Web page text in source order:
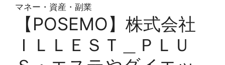
マネー・資産・副業
【POSEMO】株式会社
ＩＬＬＥＳＴ＿ＰＬＵ